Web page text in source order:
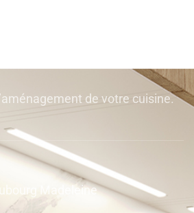
de votre cuisine.
Madeleine